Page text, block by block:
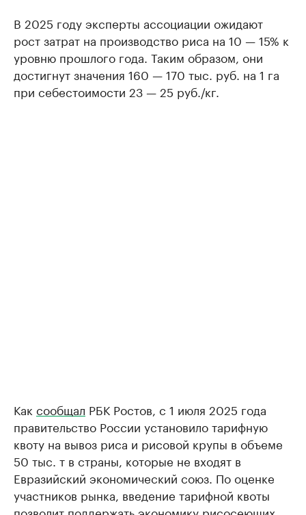
В 2025 году эксперты ассоциации ожидают
рост затрат на производство риса на 10 — 15% к
уровню прошлого года. Таким образом, они
достигнут значения 160 — 170 тыс. руб. на 1 га
при себестоимости 23 — 25 руб./кг.
Как сообщал РБК Ростов, с 1 июля 2025 года
правительство России установило тарифную
квоту на вывоз риса и рисовой крупы в объеме
50 тыс. т в страны, которые не входят в
Евразийский экономический союз. По оценке
участников рынка, введение тарифной квоты